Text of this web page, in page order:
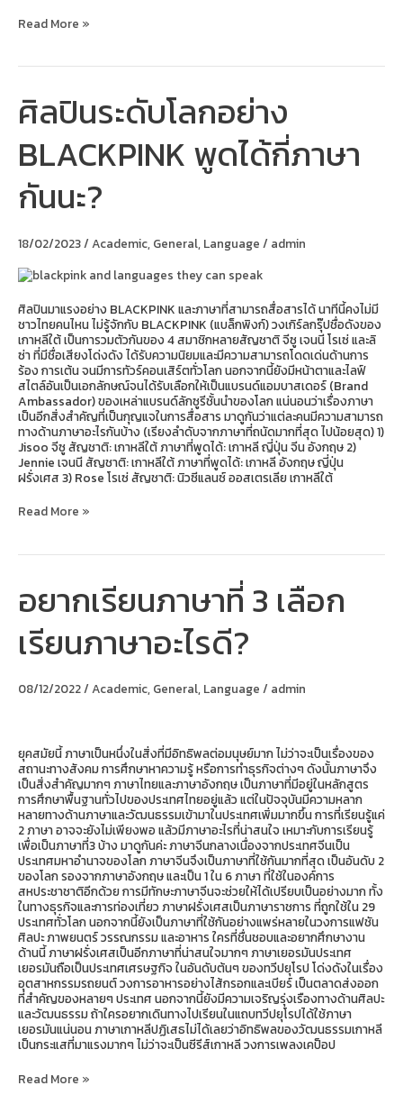
Read More »
ศิลปินระดับโลกอย่าง
BLACKPINK พูดได้กี่ภาษา
กันนะ?
18/02/2023/Academic, General, Language / admin
ศิลปินมาแรงอย่าง BLACKPINK และภาษาที่สามารถสื่อสารได้ นาทีนี้คงไม่มี
ชาวไทยคนไหน ไม่รู้จักกับ BLACKPINK (แบล็กพิงก์) วงเกิร์ลกรุ๊ปชื่อดังของ
เกาหลีใต้ เป็นการวมตัวกันของ 4 สมาชิกหลายสัญชาติ จีซู เจนนี โรเซ่ และลิ
ซ่า ที่มีชื่อเสียงโด่งดัง ได้รับความนิยมและมีความสามารถโดดเด่นด้านการ
ร้อง การเต้น จนมีการทัวร์คอนเสิร์ตทั่วโลก นอกจากนี้ยังมีหน้าตาและไลฟ์
สไตล์อันเป็นเอกลักษณ์จนได้รับเลือกให้เป็นแบรนด์แอมบาสเดอร์ (Brand
Ambassador) ของเหล่าแบรนด์ลักซูรีชั้นนำของโลก แน่นอนว่าเรื่องภาษา
เป็นอีกสิ่งสำคัญที่เป็นกุญแจในการสื่อสาร มาดูกันว่าแต่ละคนมีความสามารถ
ทางด้านภาษาอะไรกันบ้าง (เรียงลำดับจากภาษาที่ถนัดมากที่สุด ไปน้อยสุด) 1)
Jisoo จีซู สัญชาติ: เกาหลีใต้ ภาษาที่พูดได้: เกาหลี ญี่ปุ่น จีน อังกฤษ 2)
Jennie เจนนี สัญชาติ: เกาหลีใต้ ภาษาที่พูดได้: เกาหลี อังกฤษ ญี่ปุ่น
ฝรั่งเศส 3) Rose โรเซ่ สัญชาติ: นิวซีแลนซ์ ออสเตรเลีย เกาหลีใต้
ศิลปิน
ระดับ
โลก
อย่าง
BLACKPINK
ได้
กี่
กัน
นะ?
Read More »
อยากเรียนภาษาที่ 3 เลือก
เรียนภาษาอะไรดี?
08/12/2022/Academic, General, Language / admin
ยุคสมัยนี้ ภาษาเป็นหนึ่งในสิ่งที่มีอิทธิพลต่อมนุษย์มาก ไม่ว่าจะเป็นเรื่องของ
สถานะทางสังคม การศึกษาหาความรู้ หรือการทำธุรกิจต่างๆ ดังนั้นภาษาจึง
เป็นสิ่งสำคัญมากๆ ภาษาไทยและภาษาอังกฤษ เป็นภาษาที่มีอยู่ในหลักสูตร
การศึกษาพื้นฐานทั่วไปของประเทศไทยอยู่แล้ว แต่ในปัจจุบันมีความหลาก
หลายทางด้านภาษาและวัฒนธรรมเข้ามาในประเทศเพิ่มมากขึ้น การที่เรียนรู้แค่
2 ภาษา อาจจะยังไม่เพียงพอ แล้วมีภาษาอะไรที่น่าสนใจ เหมาะกับการเรียนรู้
เพื่อเป็นภาษาที่3 บ้าง มาดูกันค่ะ ภาษาจีนกลางเนื่องจากประเทศจีนเป็น
ประเทศมหาอำนาจของโลก ภาษาจีนจึงเป็นภาษาที่ใช้กันมากที่สุด เป็นอันดับ 2
ของโลก รองจากภาษาอังกฤษ และเป็น 1 ใน 6 ภาษา ที่ใช้ในองค์การ
สหประชาชาติอีกด้วย การมีทักษะภาษาจีนจะช่วยให้ได้เปรียบเป็นอย่างมาก ทั้ง
ในทางธุรกิจและการท่องเที่ยว ภาษาฝรั่งเศสเป็นภาษาราชการ ที่ถูกใช้ใน 29
ประเทศทั่วโลก นอกจากนี้ยังเป็นภาษาที่ใช้กันอย่างแพร่หลายในวงการแฟชัน
ศิลปะ ภาพยนตร์ วรรณกรรม และอาหาร ใครที่ชื่นชอบและอยากศึกษางาน
ด้านนี้ ภาษาฝรั่งเศสเป็นอีกภาษาที่น่าสนใจมากๆ ภาษาเยอรมันประเทศ
เยอรมันถือเป็นประเทศเศรษฐกิจ ในอันดับต้นๆ ของทวีปยุโรป โด่งดังในเรื่อง
อุตสาหกรรมรถยนต์ วงการอาหารอย่างไส้กรอกและเบียร์ เป็นตลาดส่งออก
ที่สำคัญของหลายๆ ประเทศ นอกจากนี้ยังมีความเจริญรุ่งเรืองทางด้านศิลปะ
และวัฒนธรรม ถ้าใครอยากเดินทางไปเรียนในแถบทวีปยุโรปได้ใช้ภาษา
เยอรมันแน่นอน ภาษาเกาหลีปฏิเสธไม่ได้เลยว่าอิทธิพลของวัฒนธรรมเกาหลี
เป็นกระแสที่มาแรงมากๆ ไม่ว่าจะเป็นซีรีส์เกาหลี วงการเพลงเคป็อป
เรียน
ภาษา
ภาษา
Read More »